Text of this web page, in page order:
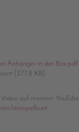
Anhänger in der Box.pdf
[277.8 KB]
auf meinem
stempelbunt